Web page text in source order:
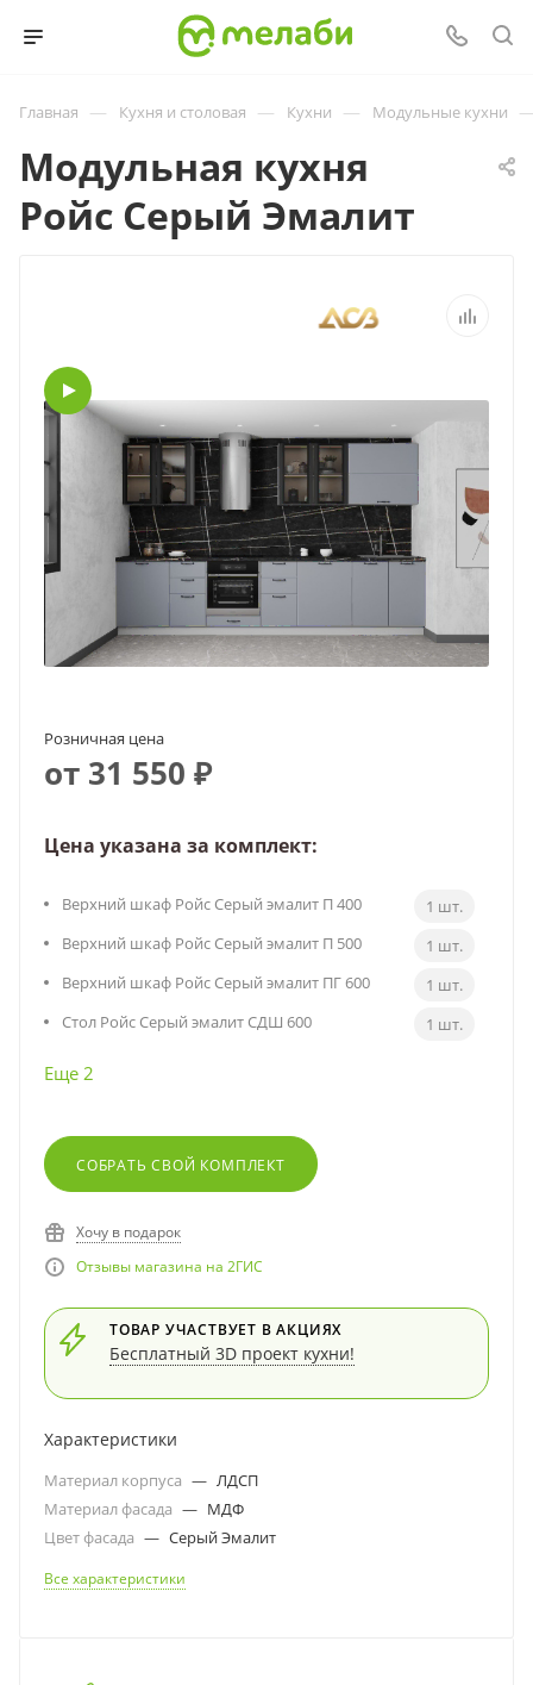
Главная — Кухня и столовая — Кухни — Модульные кухни
Модульная кухня
Ройс Серый Эмалит
Розничная цена
от 31 550 ₽
Цена указана за комплект:
Верхний шкаф Ройс Серый эмалит П 400
1 шт.
Верхний шкаф Ройс Серый эмалит П 500
1 шт.
Верхний шкаф Ройс Серый эмалит ПГ 600
1 шт.
Стол Ройс Серый эмалит СДШ 600
1 шт.
Еще 2
СОБРАТЬ СВОЙ КОМПЛЕКТ
Хочу в подарок
Отзывы магазина на 2ГИС
ТОВАР УЧАСТВУЕТ В АКЦИЯХ
Бесплатный 3D проект кухни!
Характеристики
Материал корпуса — ЛДСП
Материал фасада — МДФ
Цвет фасада — Серый Эмалит
Все характеристики